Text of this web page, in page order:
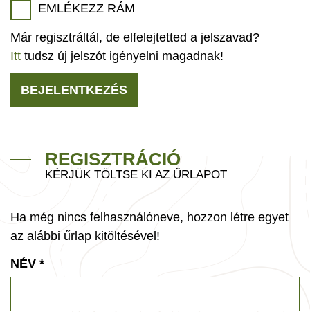
EMLÉKEZZ RÁM
Már regisztráltál, de elfelejtetted a jelszavad?
Itt tudsz új jelszót igényelni magadnak!
BEJELENTKEZÉS
REGISZTRÁCIÓ
KÉRJÜK TÖLTSE KI AZ ŰRLAPOT
Ha még nincs felhasználóneve, hozzon létre egyet
az alábbi űrlap kitöltésével!
NÉV *